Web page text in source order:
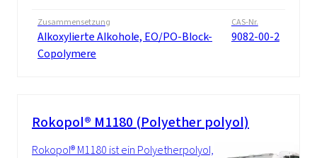
Zusammensetzung
Alkoxylierte Alkohole, EO/PO-Block-
Copolymere
CAS-Nr.
9082-00-2
Rokopol® M1180 (Polyether polyol)
Rokopol® M1180 ist ein Polyetherpolyol,